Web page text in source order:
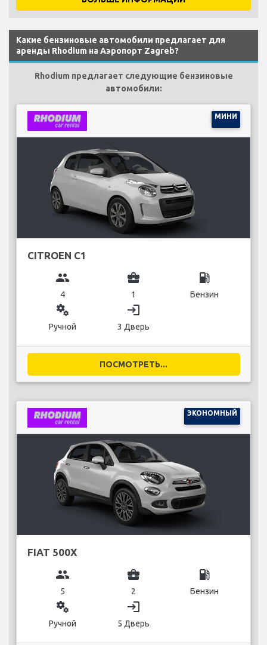
Какие бензиновые автомобили предлагает для
аренды Rhodium на Аэропорт Zagreb?
Rhodium предлагает следующие бензиновые
автомобили:
МИНИ
CITROEN C1
group
4
business_center
1
local_gas_station
Бензин
miscellaneous_services
Ручной
login
3 Дверь
ПОСМОТРЕТЬ...
ЭКОНОМНЫЙ
FIAT 500X
group
5
business_center
2
local_gas_station
Бензин
miscellaneous_services
Ручной
login
5 Дверь